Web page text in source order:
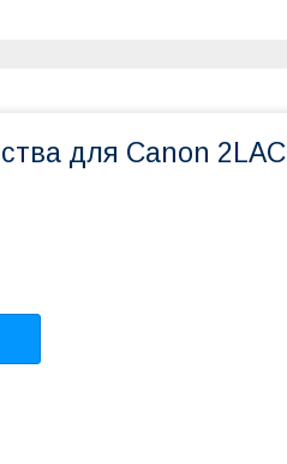
для Canon 2LAC